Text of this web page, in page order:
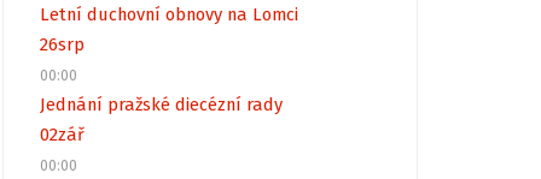
Letní duchovní obnovy na Lomci
26srp
00:00
Jednání pražské diecézní rady
02zář
00:00